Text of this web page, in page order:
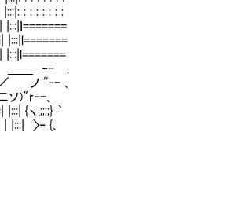
: : : : : : :
=======
' ＿＿ ‐- .
／ ノ ''‐- ､
)"rｰ-､
{ヽ,;;;;} ｀
|:::| 〉ｰ {､